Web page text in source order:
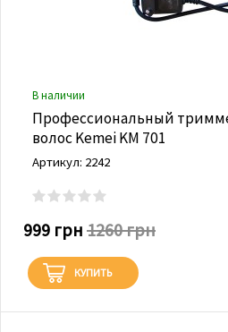
В наличии
Профессиональный
волос Kemei KM 701
Артикул: 2242
999 грн 1260 грн
КУПИТЬ